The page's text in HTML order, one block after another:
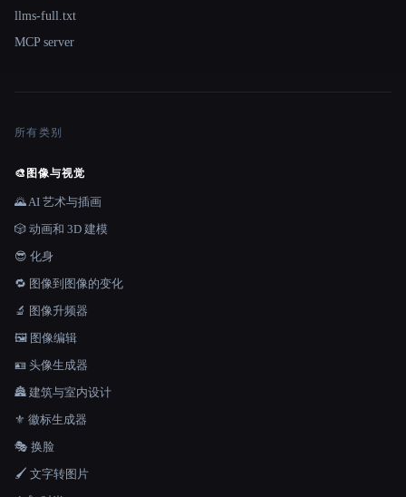
llms-full.txt
MCP server
所有类别
🎨 图像与视觉
🌄 AI 艺术与插画
🎲 动画和 3D 建模
😎 化身
🔁 图像到图像的变化
🔬 图像升频器
🖼️ 图像编辑
🪪 头像生成器
🏯 建筑与室内设计
⚜️ 徽标生成器
🎭 换脸
🖌️ 文字转图片